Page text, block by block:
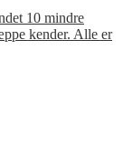
10 mindre
kender. Alle er